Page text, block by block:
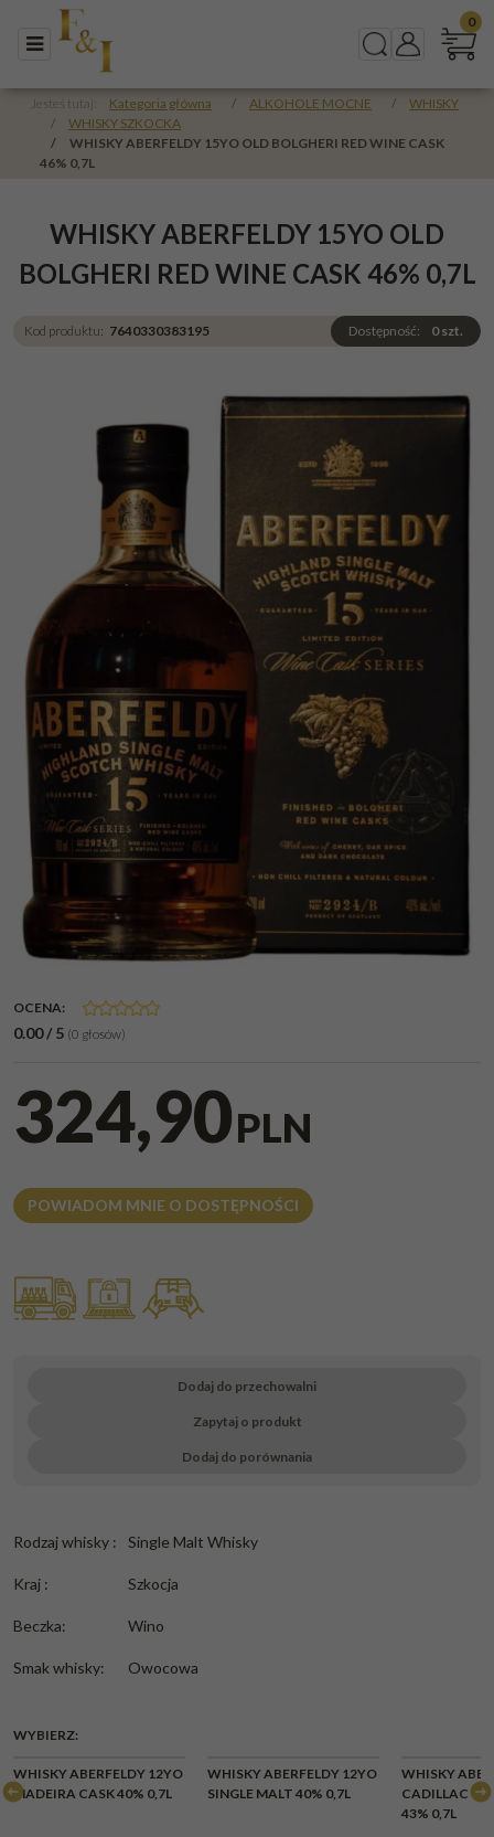
Menu SzukajPanel
0
Jesteś tutaj: Kategoria główna / ALKOHOLE MOCNE /
WHISKY
/
WHISKY SZKOCKA
/
WHISKY ABERFELDY 15YO OLD BOLGHERI RED WINE CASK
46% 0,7L
WHISKY ABERFELDY 15YO OLD
BOLGHERI RED WINE CASK 46% 0,7L
Kod produktu: 7640330383195 Dostępność: 0szt.
OCENA:
0.00/5 (0 głosów)
324,90PLN
POWIADOM MNIE O DOSTĘPNOŚCI
Dodaj do przechowalni
Zapytaj o produkt
Dodaj do porównania
Rodzaj whisky : Single Malt Whisky
Kraj : Szkocja
Beczka: Wino
Smak whisky: Owocowa
WYBIERZ:
WHISKY ABERFELDY 12YO
MADEIRA CASK 40% 0,7L
WHISKY ABERFELDY 12YO
SINGLE MALT 40% 0,7L
WHISKY
CADILLAC
43% 0,7L